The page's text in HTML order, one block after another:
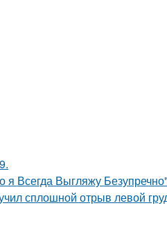
я Всегда Выгляжу
сплошной отрыв левой